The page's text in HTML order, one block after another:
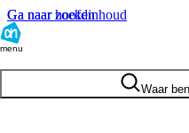
Ga naar hoofdinhoud
Ga naar zoeken
menu
Waar